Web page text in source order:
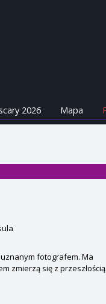
2026 Mapa
uznanym fotografem. Ma
zmierzą się z